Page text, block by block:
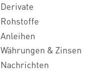
Derivate
Rohstoffe
Anleihen
Währungen & Zinsen
Nachrichten